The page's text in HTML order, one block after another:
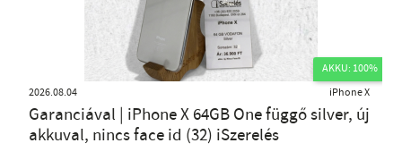
AKKU: 100%
2026.08.04
iPhone X
Garanciával | iPhone X 64GB One függő silver, új
akkuval, nincs face id (32) iSzerelés